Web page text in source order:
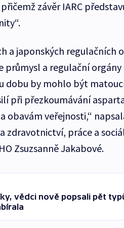
závěr IARC
a japonských regulačních
průmysl a regulační
dobu by mohlo být
při přezkoumávání
obavám veřejnosti,“
zdravotnictví, práce a
Zsuzsanně Jakabové.
vědci nově popsali pět